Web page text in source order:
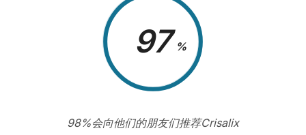
98 %
98%会向他们的朋友们推荐Crisalix